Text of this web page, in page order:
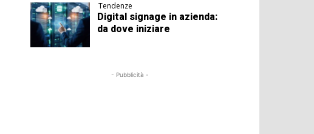
Tendenze
Digital signage in azienda:
da dove iniziare
- Pubblicità -